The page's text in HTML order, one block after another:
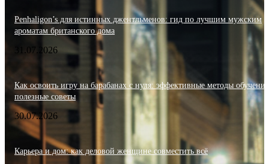
Penhaligon’s для истинных джентльменов: гид по лучшим мужским
ароматам британского дома
31.07.2026
Как освоить игру на барабанах с нуля: эффективные методы
полезные советы
30.07.2026
Карьера и дом: как деловой женщине совместить всё